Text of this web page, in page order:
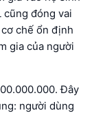
cũng đóng vai
chế ổn định
gia của người
Đây
người dùng